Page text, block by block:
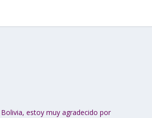
estoy muy agradecido por